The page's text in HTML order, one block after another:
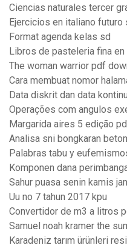
Ciencias naturales tercer
Ejercicios en italiano futuro
Format agenda kelas sd
Libros de pasteleria fina
The woman warrior pdf
Cara membuat nomor
Data diskrit dan data kontinu
Operações com angulos
Margarida aires 5 edição
Analisa sni bongkaran beton
Palabras tabu y
Komponen dana
Sahur puasa senin kamis
Uu no 7 tahun 2017 kpu
Convertidor de m3 a litros
Samuel noah kramer the
Karadeniz tarım ürünleri